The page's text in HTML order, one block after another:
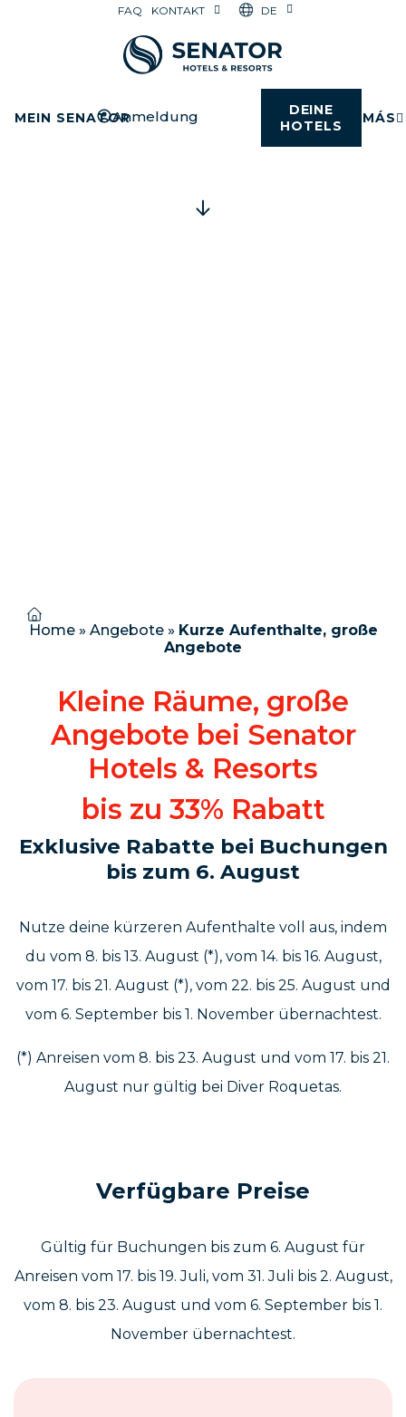
FAQ KONTAKT DE
MEIN SENATORAnmeldung
DEINE
HOTELS
MÁS
Home» Angebote» Kurze Aufenthalte, große
Angebote
Kleine Räume, große
Angebote bei Senator
Hotels & Resorts
bis zu 33% Rabatt
Exklusive Rabatte bei Buchungen
bis zum 6. August
Nutze deine kürzeren Aufenthalte voll aus, indem
du vom 8. bis 13. August (*), vom 14. bis 16. August,
vom 17. bis 21. August (*), vom 22. bis 25. August und
vom 6. September bis 1. November übernachtest.
(*) Anreisen vom 8. bis 23. August und vom 17. bis 21.
August nur gültig bei Diver Roquetas.
Verfügbare Preise
Gültig für Buchungen bis zum 6. August für
Anreisen vom 17. bis 19. Juli, vom 31. Juli bis 2. August,
vom 8. bis 23. August und vom 6. September bis 1.
November übernachtest.